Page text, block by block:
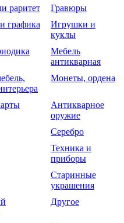
раритет
Гравюры
графика
Игрушки и
куклы
Мебель
антикварная
Монеты, ордена
Антикварное
оружие
Серебро
Техника и
приборы
Старинные
украшения
Другое